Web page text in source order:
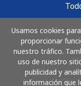
Usamos cookies
proporcionar
nuestro tráfico.
uso de nuestro
publicidad y
información que
Cómo funciona